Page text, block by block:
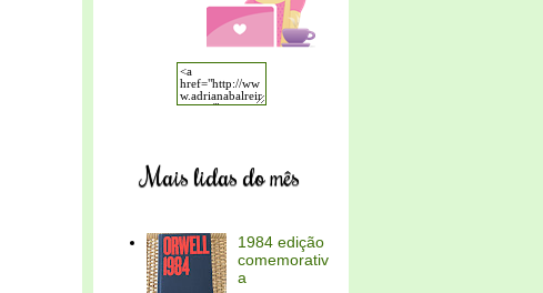
Mais lidas do mês
1984 edição
comemorativ
a